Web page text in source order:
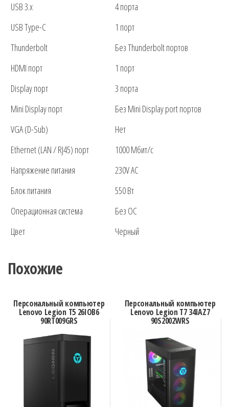
USB 3.x
4 порта
USB Type-C
1 порт
Thunderbolt
Без Thunderbolt портов
HDMI порт
1 порт
Display порт
3 порта
Mini Display порт
Без Mini Display port портов
VGA (D-Sub)
Нет
Ethernet (LAN / RJ45) порт
1000 Мбит/с
Напряжение питания
230V AC
Блок питания
550 Вт
Операционная система
Без ОС
Цвет
Черный
Похожие
Персональный компьютер
Lenovo Legion T5 26IOB6
90RT009GRS
Персональный компьютер
Lenovo Legion T7 34IAZ7
90S2002WRS